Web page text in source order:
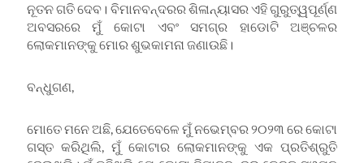
ନୂତନ ଗତି ଦେବ। ବିମାନବନ୍ଦରର ଶିଳାନ୍ୟାସର ଏହି ଗୁରୁତ୍ୱପୂର୍ଣ୍ଣ
ଅବସରରେ ମୁଁ କୋଟା ଏବଂ ସମଗ୍ର ହାଡୋଟି ଅଞ୍ଚଳର
ଲୋକମାନଙ୍କୁ ମୋର ଶୁଭକାମନା ଜଣାଉଛି।
ବନ୍ଧୁଗଣ,
ମୋତେ ମନେ ଅଛି, ଯେତେବେଳେ ମୁଁ ନଭେମ୍ବର ୨୦୨୩ ରେ କୋଟା
ଗସ୍ତ କରିଥିଲି, ମୁଁ କୋଟାର ଲୋକମାନଙ୍କୁ ଏକ ପ୍ରତିଶ୍ରୁତି